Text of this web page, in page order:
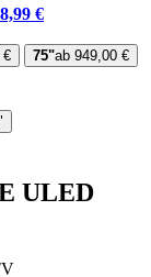
€
€ 75"ab 949,00 €
ULED